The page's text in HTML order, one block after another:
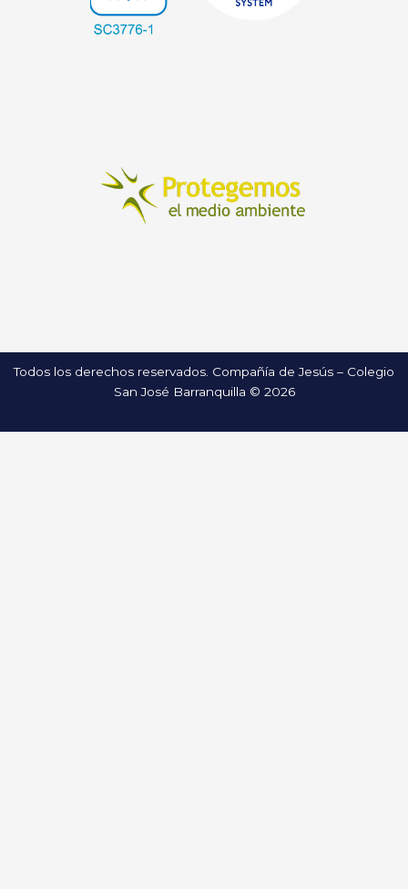
Todos los derechos reservados. Compañía de Jesús – Colegio
San José Barranquilla © 2026